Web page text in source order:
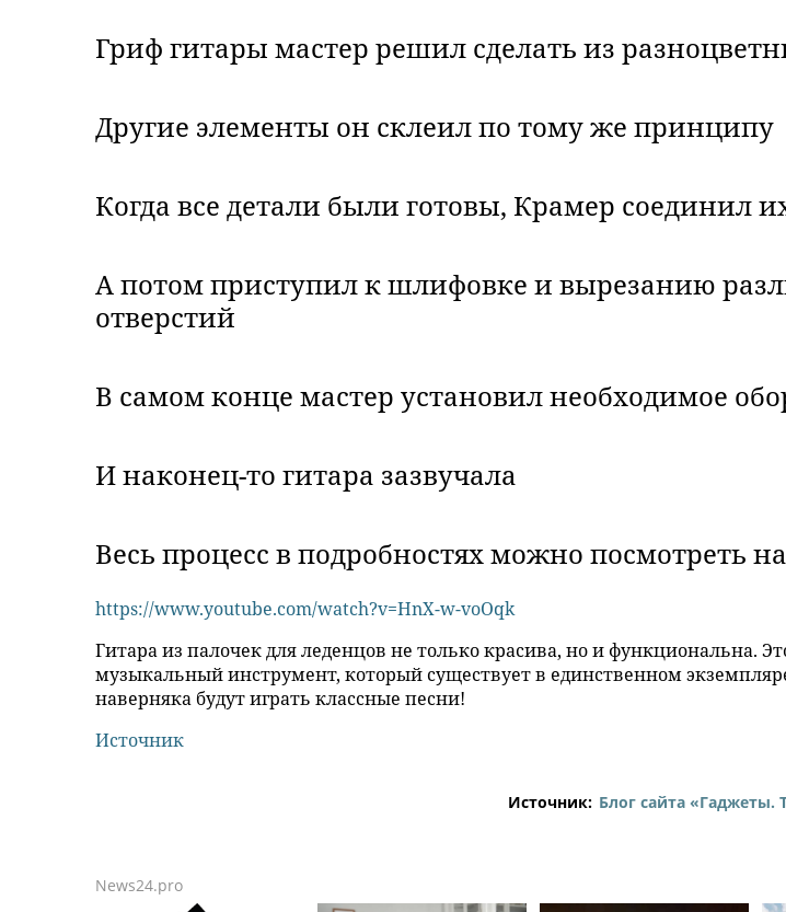
Гриф гитары мастер решил сделать из
Другие элементы он склеил по тому же принципу
Когда все детали были готовы, Крамер соединил
А потом приступил к шлифовке и вырезанию
отверстий
В самом конце мастер установил необходимое
И наконец-то гитара зазвучала
Весь процесс в подробностях можно посмотреть
https://www.youtube.com/watch?v=HnX-w-voOqk
Гитара из палочек для леденцов не только красива, но и функциональна.
музыкальный инструмент, который существует в единственном
наверняка будут играть классные песни!
Источник
Источник: Блог сайта «Гаджеты.
News24.pro